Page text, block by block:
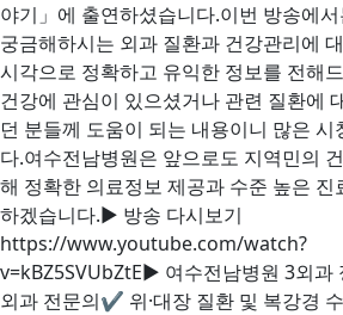
야기」에 출연하셨습니다.이번 방송에
궁금해하시는 외과 질환과 건강관리에
시각으로 정확하고 유익한 정보를 전해
건강에 관심이 있으셨거나 관련 질환에
던 분들께 도움이 되는 내용이니 많은 시
다.여수전남병원은 앞으로도 지역민의
해 정확한 의료정보 제공과 수준 높은 진
하겠습니다.▶ 방송 다시보기
https://www.youtube.com/watch?
v=kBZ5SVUbZtE▶ 여수전남병원 3외
외과 전문의✔ 위·대장 질환 및 복강경